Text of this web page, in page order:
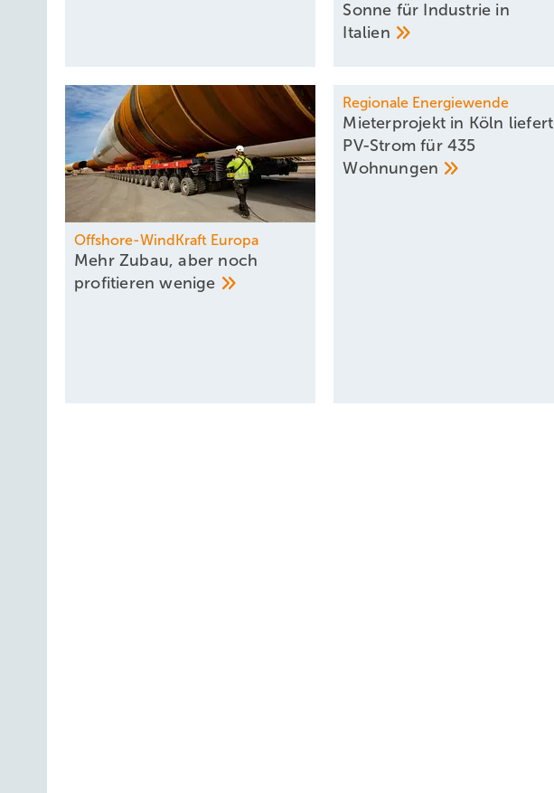
Sonne für Industrie in
Italien
Offshore-WindKraft Europa
Mehr Zubau, aber noch
profitierenwenige
Regionale Energiewende
Mieterprojekt in Köln liefert
PV-Strom für 435
Wohnungen